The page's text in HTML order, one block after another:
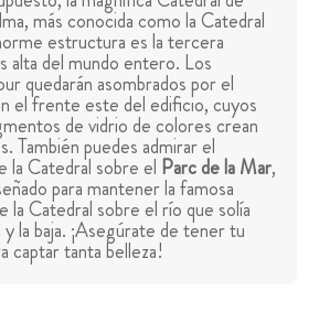
más conocida como la Catedral
estructura es la tercera
alta del mundo entero. Los
quedarán asombrados por el
el frente este del edificio, cuyos
de vidrio de colores crean
También puedes admirar el
la Catedral sobre el Parc de la Mar,
para mantener la famosa
la Catedral sobre el río que solía
y la baja. ¡Asegúrate de tener tu
captar tanta belleza!